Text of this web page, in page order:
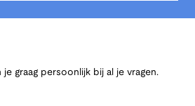
je graag persoonlijk bij al je vragen.